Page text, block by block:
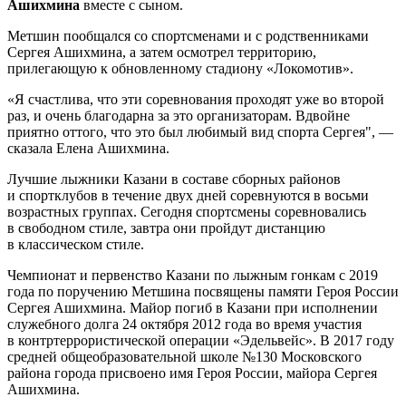
Ашихмина вместе с сыном.
Метшин пообщался со спортсменами и с родственниками
Сергея Ашихмина, а затем осмотрел территорию,
прилегающую к обновленному стадиону «Локомотив».
«Я счастлива, что эти соревнования проходят уже во второй
раз, и очень благодарна за это организаторам. Вдвойне
приятно оттого, что это был любимый вид спорта Сергея", —
сказала Елена Ашихмина.
Лучшие лыжники Казани в составе сборных районов
и спортклубов в течение двух дней соревнуются в восьми
возрастных группах. Сегодня спортсмены соревновались
в свободном стиле, завтра они пройдут дистанцию
в классическом стиле.
Чемпионат и первенство Казани по лыжным гонкам с 2019
года по поручению Метшина посвящены памяти Героя России
Сергея Ашихмина. Майор погиб в Казани при исполнении
служебного долга 24 октября 2012 года во время участия
в контртеррористической операции «Эдельвейс». В 2017 году
средней общеобразовательной школе №130 Московского
района города присвоено имя Героя России, майора Сергея
Ашихмина.